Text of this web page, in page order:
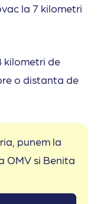
la 7 kilometri
kilometri de
o distanta de
punem la
OMV si Benita